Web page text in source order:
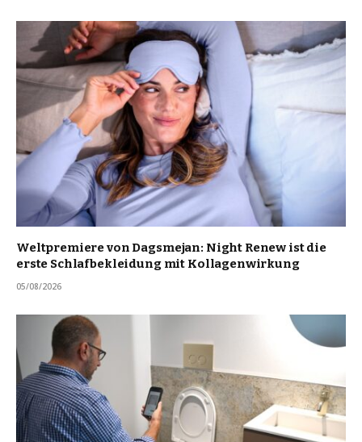
Weltpremiere von Dagsmejan: Night Renew ist die
erste Schlafbekleidung mit Kollagenwirkung
05/08/2026